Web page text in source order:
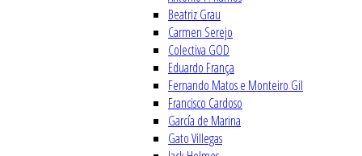
Beatriz Grau
Carmen Serejo
Colectiva GOD
Eduardo França
Fernando Matos e Monteiro Gil
Francisco Cardoso
García de Marina
Gato Villegas